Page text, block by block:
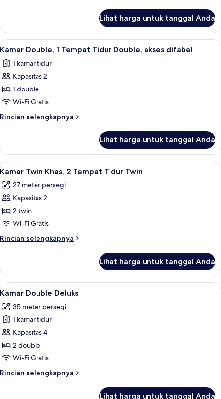
Kamar
Double
Superior
Lihat harga untuk tanggal Anda
Lihat
semua
foto
untuk
Kamar
Double,
1
Tempat
Double,
akses
difabel
Kamar Double, 1 Tempat Tidur
2
Kamar Double, 1 Tempat Tidur Double, akses difabel
1 kamar tidur
Kapasitas 2
1 double
Wi-Fi Gratis
Rincian selengkapnya
Rincian
Kamar
Double,
1
Tidur
Double,
difabel
Lihat harga untuk tanggal Anda
Lihat
semua
foto
untuk
Kamar
Twin
Khas,
2
Tidur
Twin
Kamar Twin Khas, 2 Tempat Tidur
3
Kamar Twin Khas, 2 Tempat Tidur Twin
27 meter persegi
Kapasitas 2
2 twin
Wi-Fi Gratis
Rincian selengkapnya
Rincian
Kamar
Twin
Khas,
Tempat
Tidur
Lihat harga untuk tanggal Anda
Lihat
semua
foto
untuk
Kamar
Double
Deluks
Kamar Double Deluks | Brankas,
2
Kamar Double Deluks
35 meter persegi
1 kamar tidur
Kapasitas 4
2 double
Wi-Fi Gratis
Rincian selengkapnya
Rincian
Lihat harga untuk tanggal Anda